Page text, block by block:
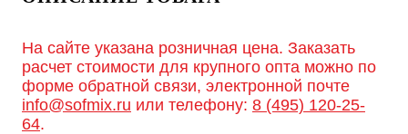
На сайте указана розничная цена. Заказать
расчет стоимости для крупного опта можно по
форме обратной связи, электронной почте
info@sofmix.ru или телефону: 8 (495) 120-25-
64.